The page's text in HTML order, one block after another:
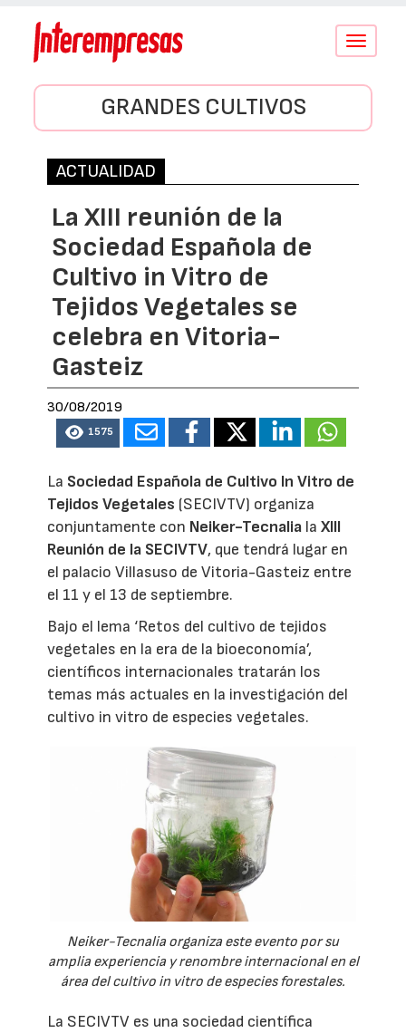
Conmutar
GRANDES CULTIVOS
ACTUALIDAD
La XIII reunión de la
Sociedad Española de
Cultivo in Vitro de
Tejidos Vegetales se
celebra en Vitoria-
Gasteiz
30/08/2019
1575
La Sociedad Española de Cultivo In Vitro de
Tejidos Vegetales (SECIVTV) organiza
conjuntamente con Neiker-Tecnalia laXIII
Reunión de la SECIVTV, que tendrá lugar en
el palacio Villasuso de Vitoria-Gasteiz entre
el 11 y el 13 de septiembre.
Bajo el lema ‘Retos del cultivo de tejidos
vegetales en la era de la bioeconomía’,
científicos internacionales tratarán los
temas más actuales en la investigación del
cultivo in vitro de especies vegetales.
Neiker-Tecnalia organiza este evento por su
amplia experiencia y renombre internacional en el
área del cultivo in vitro de especies forestales.
La SECIVTV es una sociedad científica